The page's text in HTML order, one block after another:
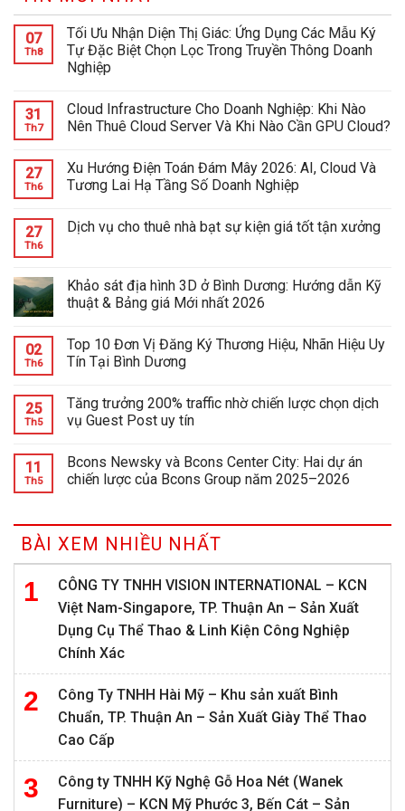
07
Th8
Tối Ưu Nhận Diện Thị Giác: Ứng Dụng Các Mẫu Ký
Tự Đặc Biệt Chọn Lọc Trong Truyền Thông Doanh
Nghiệp
31
Th7
Cloud Infrastructure Cho Doanh Nghiệp: Khi Nào
Nên Thuê Cloud Server Và Khi Nào Cần GPU Cloud?
27
Th6
Xu Hướng Điện Toán Đám Mây 2026: AI, Cloud Và
Tương Lai Hạ Tầng Số Doanh Nghiệp
27
Th6
Dịch vụ cho thuê nhà bạt sự kiện giá tốt tận xưởng
Khảo sát địa hình 3D ở Bình Dương: Hướng dẫn Kỹ
thuật & Bảng giá Mới nhất 2026
02
Th6
Top 10 Đơn Vị Đăng Ký Thương Hiệu, Nhãn Hiệu Uy
Tín Tại Bình Dương
25
Th5
Tăng trưởng 200% traffic nhờ chiến lược chọn dịch
vụ Guest Post uy tín
11
Th5
Bcons Newsky và Bcons Center City: Hai dự án
chiến lược của Bcons Group năm 2025–2026
BÀI XEM NHIỀU NHẤT
CÔNG TY TNHH VISION INTERNATIONAL – KCN
Việt Nam-Singapore, TP. Thuận An – Sản Xuất
Dụng Cụ Thể Thao & Linh Kiện Công Nghiệp
Chính Xác
Công Ty TNHH Hài Mỹ – Khu sản xuất Bình
Chuẩn, TP. Thuận An – Sản Xuất Giày Thể Thao
Cao Cấp
Công ty TNHH Kỹ Nghệ Gỗ Hoa Nét (Wanek
Furniture) – KCN Mỹ Phước 3, Bến Cát – Sản